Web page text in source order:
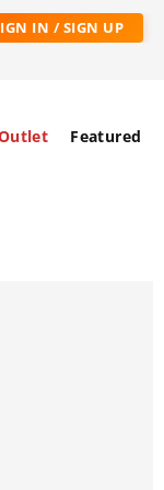
IN / SIGN UP
Featured